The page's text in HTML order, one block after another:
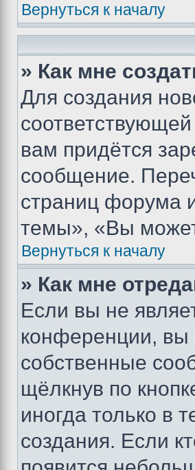
Вернуться к началу
» Как мне
Для создания
вам придётся
сообщение.
страниц форума
темы», «Вы
Вернуться к началу
» Как мне
Если вы не
конференции, вы
собственные
щёлкнув по
иногда только в
создания. Если